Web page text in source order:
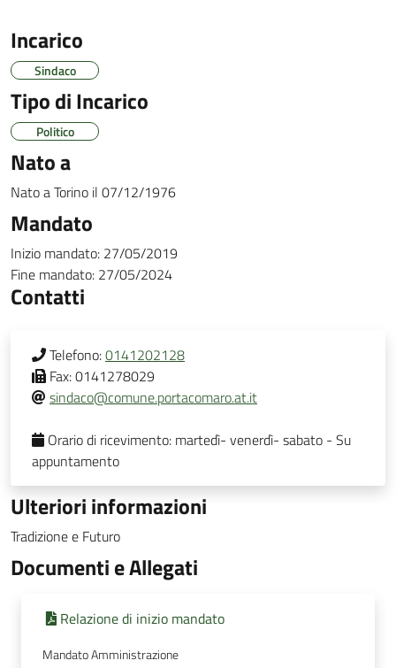
Incarico
Sindaco
Tipo di Incarico
Politico
Nato a
Nato aTorino il 07/12/1976
Mandato
Inizio mandato: 27/05/2019
Fine mandato: 27/05/2024
Contatti
Telefono:0141202128
Fax:0141278029
sindaco@comune.portacomaro.at.it
Orario di ricevimento: martedì- venerdì- sabato - Su
appuntamento
Ulteriori informazioni
Tradizione e Futuro
Documenti e Allegati
Relazione di inizio mandato
Mandato Amministrazione